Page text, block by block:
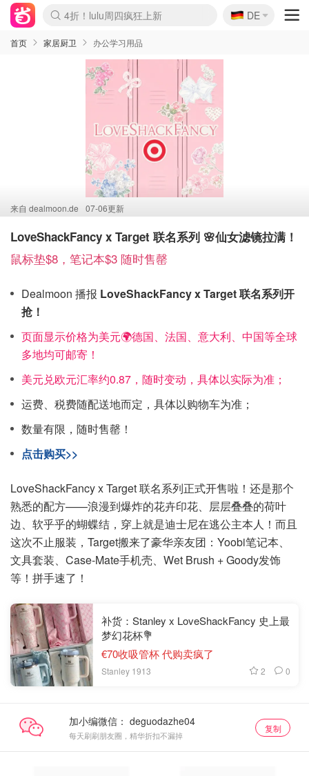
Boticinal 夏促开抢！
4折！lulu周四疯狂上新
还没结束！&OtherStories大促
Joybuy变相75折 随时失效
速领！Stanley独家85折
疑似霸哥！Camper额外叠85折
Zalando 奥莱闪促！每日更新
Moncler反季囤！5折起+叠9折
Coach Brooklyn仅€192
🇩🇪
DE
首页 家居厨卫 办公学习用品
来自 dealmoon.de 07-06更新
LoveShackFancy x Target 联名系列 🌸仙女滤镜拉满！
鼠标垫$8，笔记本$3 随时售罄
Dealmoon 播报 LoveShackFancy x Target 联名系列开
抢！
页面显示价格为美元🌍德国、法国、意大利、中国等全球
多地均可邮寄！
美元兑欧元汇率约0.87，随时变动，具体以实际为准；
运费、税费随配送地而定，具体以购物车为准；
数量有限，随时售罄！
点击购买>>
LoveShackFancy x Target 联名系列正式开售啦！还是那个
熟悉的配方——浪漫到爆炸的花卉印花、层层叠叠的荷叶
边、软乎乎的蝴蝶结，穿上就是迪士尼在逃公主本人！而且
这次不止服装，Target搬来了豪华亲友团：Yoobi笔记本、
文具套装、Case-Mate手机壳、Wet Brush + Goody发饰
等！拼手速了！
补货：Stanley x LoveShackFancy 史上最
梦幻花杯💐
€70收吸管杯 代购卖疯了
Stanley 1913 2 0
加小编微信：
每天刷刷朋友圈，精华折扣不漏掉
复制